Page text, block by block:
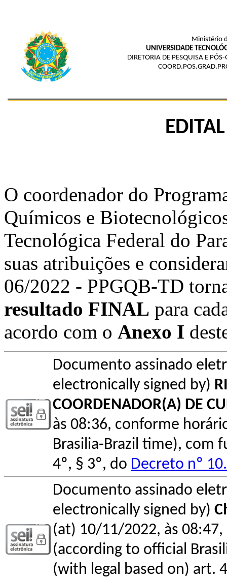
Ministério
UNIVERSIDADE
DIRETORIA DE PESQUISA E
O coordenador do
Químicos e
Tecnológica Federal do
suas atribuições e
06/2022 - PPGQB-TD
resultado FINAL para
acordo com o Anexo I
Documento assinado
electronically signed by)
COORDENADOR(A) DE
às 08:36, conforme
Brasilia-Brazil time), com
4º, § 3º, do Decreto nº
Documento assinado
electronically signed by)
(at) 10/11/2022, às
(according to official
(with legal based on) art.